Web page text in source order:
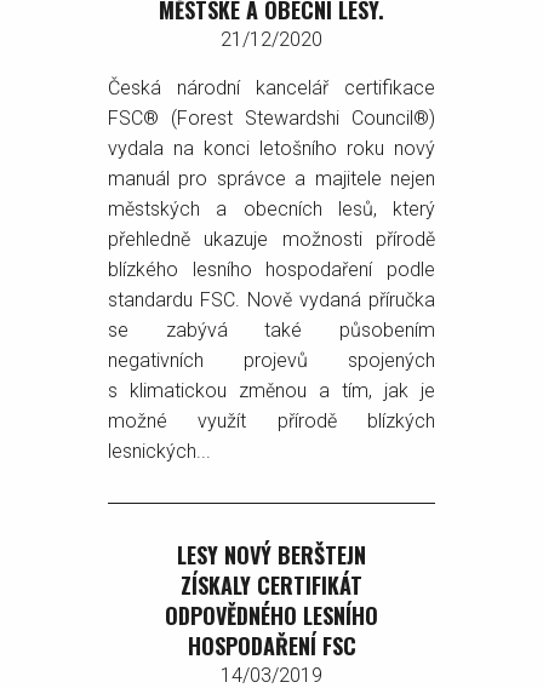
MĚSTSKÉ A OBECNÍ LESY.
21/12/2020
Česká národní kancelář certifikace
FSC® (Forest Stewardshi Council®)
vydala na konci letošního roku nový
manuál pro správce a majitele nejen
městských a obecních lesů, který
přehledně ukazuje možnosti přírodě
blízkého lesního hospodaření podle
standardu FSC. Nově vydaná příručka
se zabývá také působením
negativních projevů spojených
s klimatickou změnou a tím, jak je
možné využít přírodě blízkých
lesnických...
LESY NOVÝ BERŠTEJN
ZÍSKALY CERTIFIKÁT
ODPOVĚDNÉHO LESNÍHO
HOSPODAŘENÍ FSC
14/03/2019